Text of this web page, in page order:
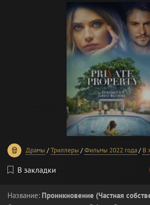
Драмы /Триллеры /Фильмы 2022 года/ В хорошем
0 1 2 3 4 5
В закладки
Название: Проникновение (Частная